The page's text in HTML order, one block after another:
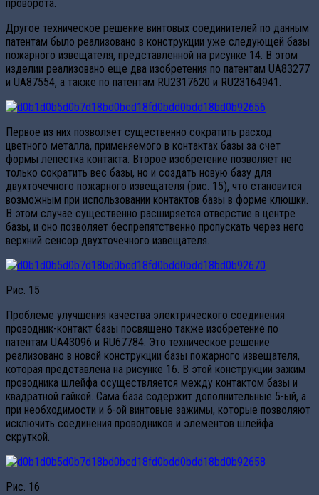
проворота.
Другое техническое решение винтовых соединителей по данным
патентам было реализовано в конструкции уже следующей базы
пожарного извещателя, представленной на рисунке 14. В этом
изделии реализовано еще два изобретения по патентам UA83277
и UA87554, а также по патентам RU2317620 и RU23164941.
Первое из них позволяет существенно сократить расход
цветного металла, применяемого в контактах базы за счет
формы лепестка контакта. Второе изобретение позволяет не
только сократить вес базы, но и создать новую базу для
двухточечного пожарного извещателя (рис. 15), что становится
возможным при использовании контактов базы в форме клюшки.
В этом случае существенно расширяется отверстие в центре
базы, и оно позволяет беспрепятственно пропускать через него
верхний сенсор двухточечного извещателя.
Рис. 15
Проблеме улучшения качества электрического соединения
проводник-контакт базы посвящено также изобретение по
патентам UA43096 и RU67784. Это техническое решение
реализовано в новой конструкции базы пожарного извещателя,
которая представлена на рисунке 16. В этой конструкции зажим
проводника шлейфа осуществляется между контактом базы и
квадратной гайкой. Сама база содержит дополнительные 5-ый, а
при необходимости и 6-ой винтовые зажимы, которые позволяют
исключить соединения проводников и элементов шлейфа
скруткой.
Рис. 16